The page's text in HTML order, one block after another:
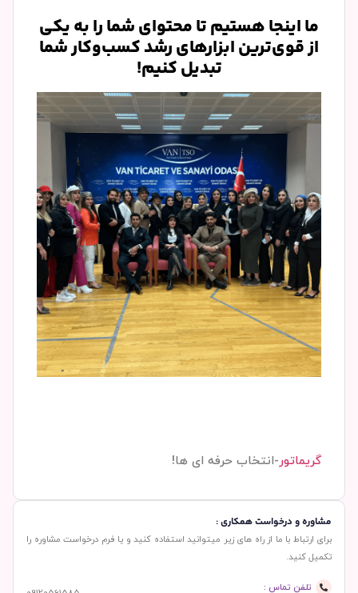
ما اینجا هستیم تا محتوای شما را به یکی
از قوی‌ترین ابزارهای رشد کسب‌وکار شما
تبدیل کنیم!
گریماتور-انتخاب حرفه ای ها!
مشاوره و درخواست همکاری :
برای ارتباط با ما از راه های زیر میتوانید استفاده کنید و یا فرم درخواست مشاوره را
تکمیل کنید.
تلفن تماس :